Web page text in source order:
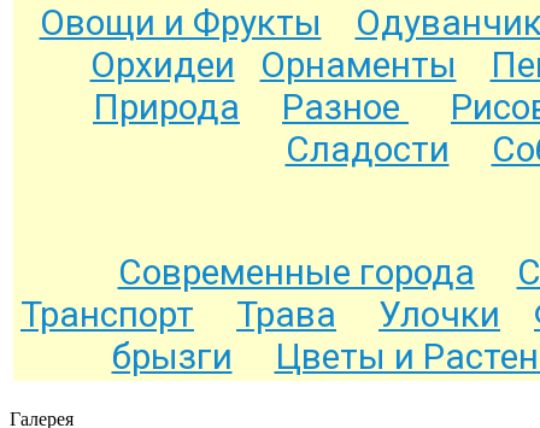
Овощи и Фрукты
Орхидеи
Орнаменты
Природа
Разное
Сладости
Современные города
Транспорт
Трава Улочки
брызги
Цветы и
Галерея